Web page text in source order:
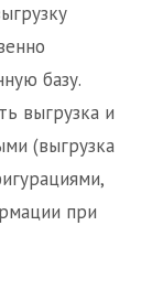
базу.
выгрузка и
(выгрузка
при